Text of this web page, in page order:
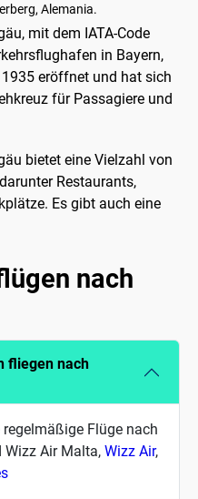
Alemania.
mit dem IATA-Code
in Bayern,
eröffnet und hat sich
für Passagiere und
bietet eine Vielzahl von
Restaurants,
Es gibt auch eine
nach
fliegen nach
Flüge nach
Wizz Air Malta, Wizz Air,